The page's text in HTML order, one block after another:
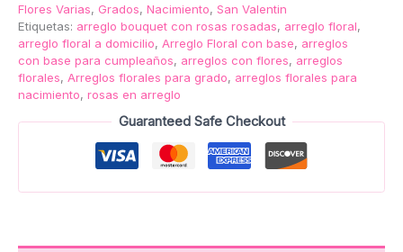
Flores Varias, Grados, Nacimiento, San Valentin
Etiquetas: arreglo bouquet con rosas rosadas, arreglo floral,
arreglo floral a domicilio, Arreglo Floral con base, arreglos
con base para cumpleaños, arreglos con flores, arreglos
florales, Arreglos florales para grado, arreglos florales para
nacimiento, rosas en arreglo
Guaranteed Safe Checkout